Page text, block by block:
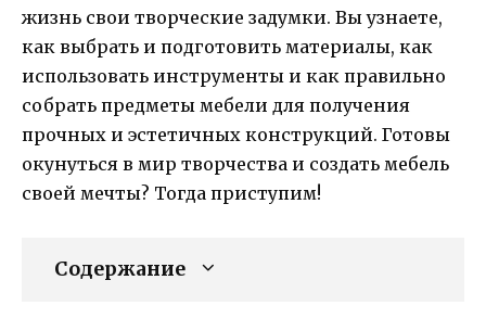
жизнь свои творческие задумки. Вы узнаете,
как выбрать и подготовить материалы, как
использовать инструменты и как правильно
собрать предметы мебели для получения
прочных и эстетичных конструкций. Готовы
окунуться в мир творчества и создать мебель
своей мечты? Тогда приступим!
Содержание